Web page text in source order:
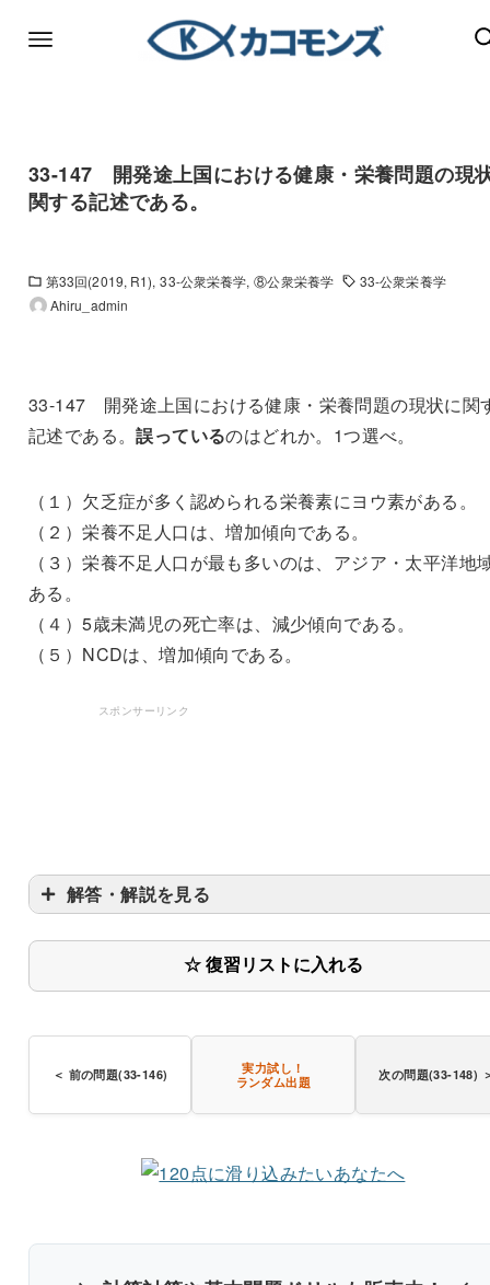
33-147 開発途上国における健康・栄養問題の現
関する記述である。
第33回(2019, R1) 33-公衆栄養学 ⑧公衆栄養学
33-公衆栄養学
Ahiru_admin
33-147 開発途上国における健康・栄養問題の現状に関
記述である。誤っているのはどれか。1つ選べ。
（１）欠乏症が多く認められる栄養素にヨウ素がある。
（２）栄養不足人口は、増加傾向である。
（３）栄養不足人口が最も多いのは、アジア・太平洋地
ある。
（４）5歳未満児の死亡率は、減少傾向である。
（５）NCDは、増加傾向である。
スポンサーリンク
解答・解説を見る
☆ 復習リストに入れる
＜ 前の問題(33-146)
実力試し！
ランダム出題
次の問題(33-148)